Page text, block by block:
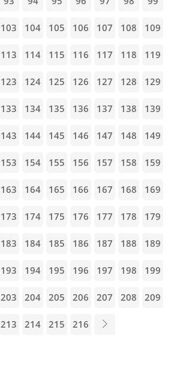
103 104 105 106 107 108 109
113 114 115 116 117 118 119
123 124 125 126 127 128 129
133 134 135 136 137 138 139
143 144 145 146 147 148 149
153 154 155 156 157 158 159
163 164 165 166 167 168 169
173 174 175 176 177 178 179
183 184 185 186 187 188 189
193 194 195 196 197 198 199
203 204 205 206 207 208 209
213 214 215 216